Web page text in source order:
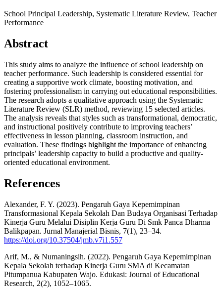
School Principal Leadership, Systematic Literature Review, Teacher
Performance
Abstract
This study aims to analyze the influence of school leadership on
teacher performance. Such leadership is considered essential for
creating a supportive work climate, boosting motivation, and
fostering professionalism in carrying out educational responsibilities.
The research adopts a qualitative approach using the Systematic
Literature Review (SLR) method, reviewing 15 selected articles.
The analysis reveals that styles such as transformational, democratic,
and instructional positively contribute to improving teachers’
effectiveness in lesson planning, classroom instruction, and
evaluation. These findings highlight the importance of enhancing
principals’ leadership capacity to build a productive and quality-
oriented educational environment.
References
Alexander, F. Y. (2023). Pengaruh Gaya Kepemimpinan
Transformasional Kepala Sekolah Dan Budaya Organisasi Terhadap
Kinerja Guru Melalui Disiplin Kerja Guru Di Smk Panca Dharma
Balikpapan. Jurnal Manajerial Bisnis, 7(1), 23–34.
https://doi.org/10.37504/jmb.v7i1.557
Arif, M., & Numaningsih. (2022). Pengaruh Gaya Kepemimpinan
Kepala Sekolah terhadap Kinerja Guru SMA di Kecamatan
Pitumpanua Kabupaten Wajo. Edukasi: Journal of Educational
Research, 2(2), 1052–1065.